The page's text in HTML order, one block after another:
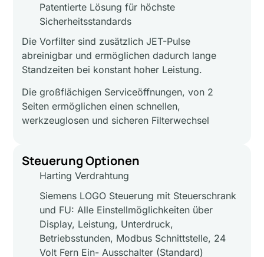
Patentierte Lösung für höchste
Sicherheitsstandards
Die Vorfilter sind zusätzlich JET-Pulse
abreinigbar und ermöglichen dadurch lange
Standzeiten bei konstant hoher Leistung.
Die großflächigen Serviceöffnungen, von 2
Seiten ermöglichen einen schnellen,
werkzeuglosen und sicheren Filterwechsel
Steuerung Optionen
Harting Verdrahtung
Siemens LOGO Steuerung mit Steuerschrank
und FU: Alle Einstellmöglichkeiten über
Display, Leistung, Unterdruck,
Betriebsstunden, Modbus Schnittstelle, 24
Volt Fern Ein- Ausschalter (Standard)